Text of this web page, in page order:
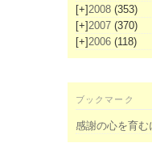
[+]2008 (353)
[+]2007 (370)
[+]2006 (118)
ブックマーク
感謝の心を育む